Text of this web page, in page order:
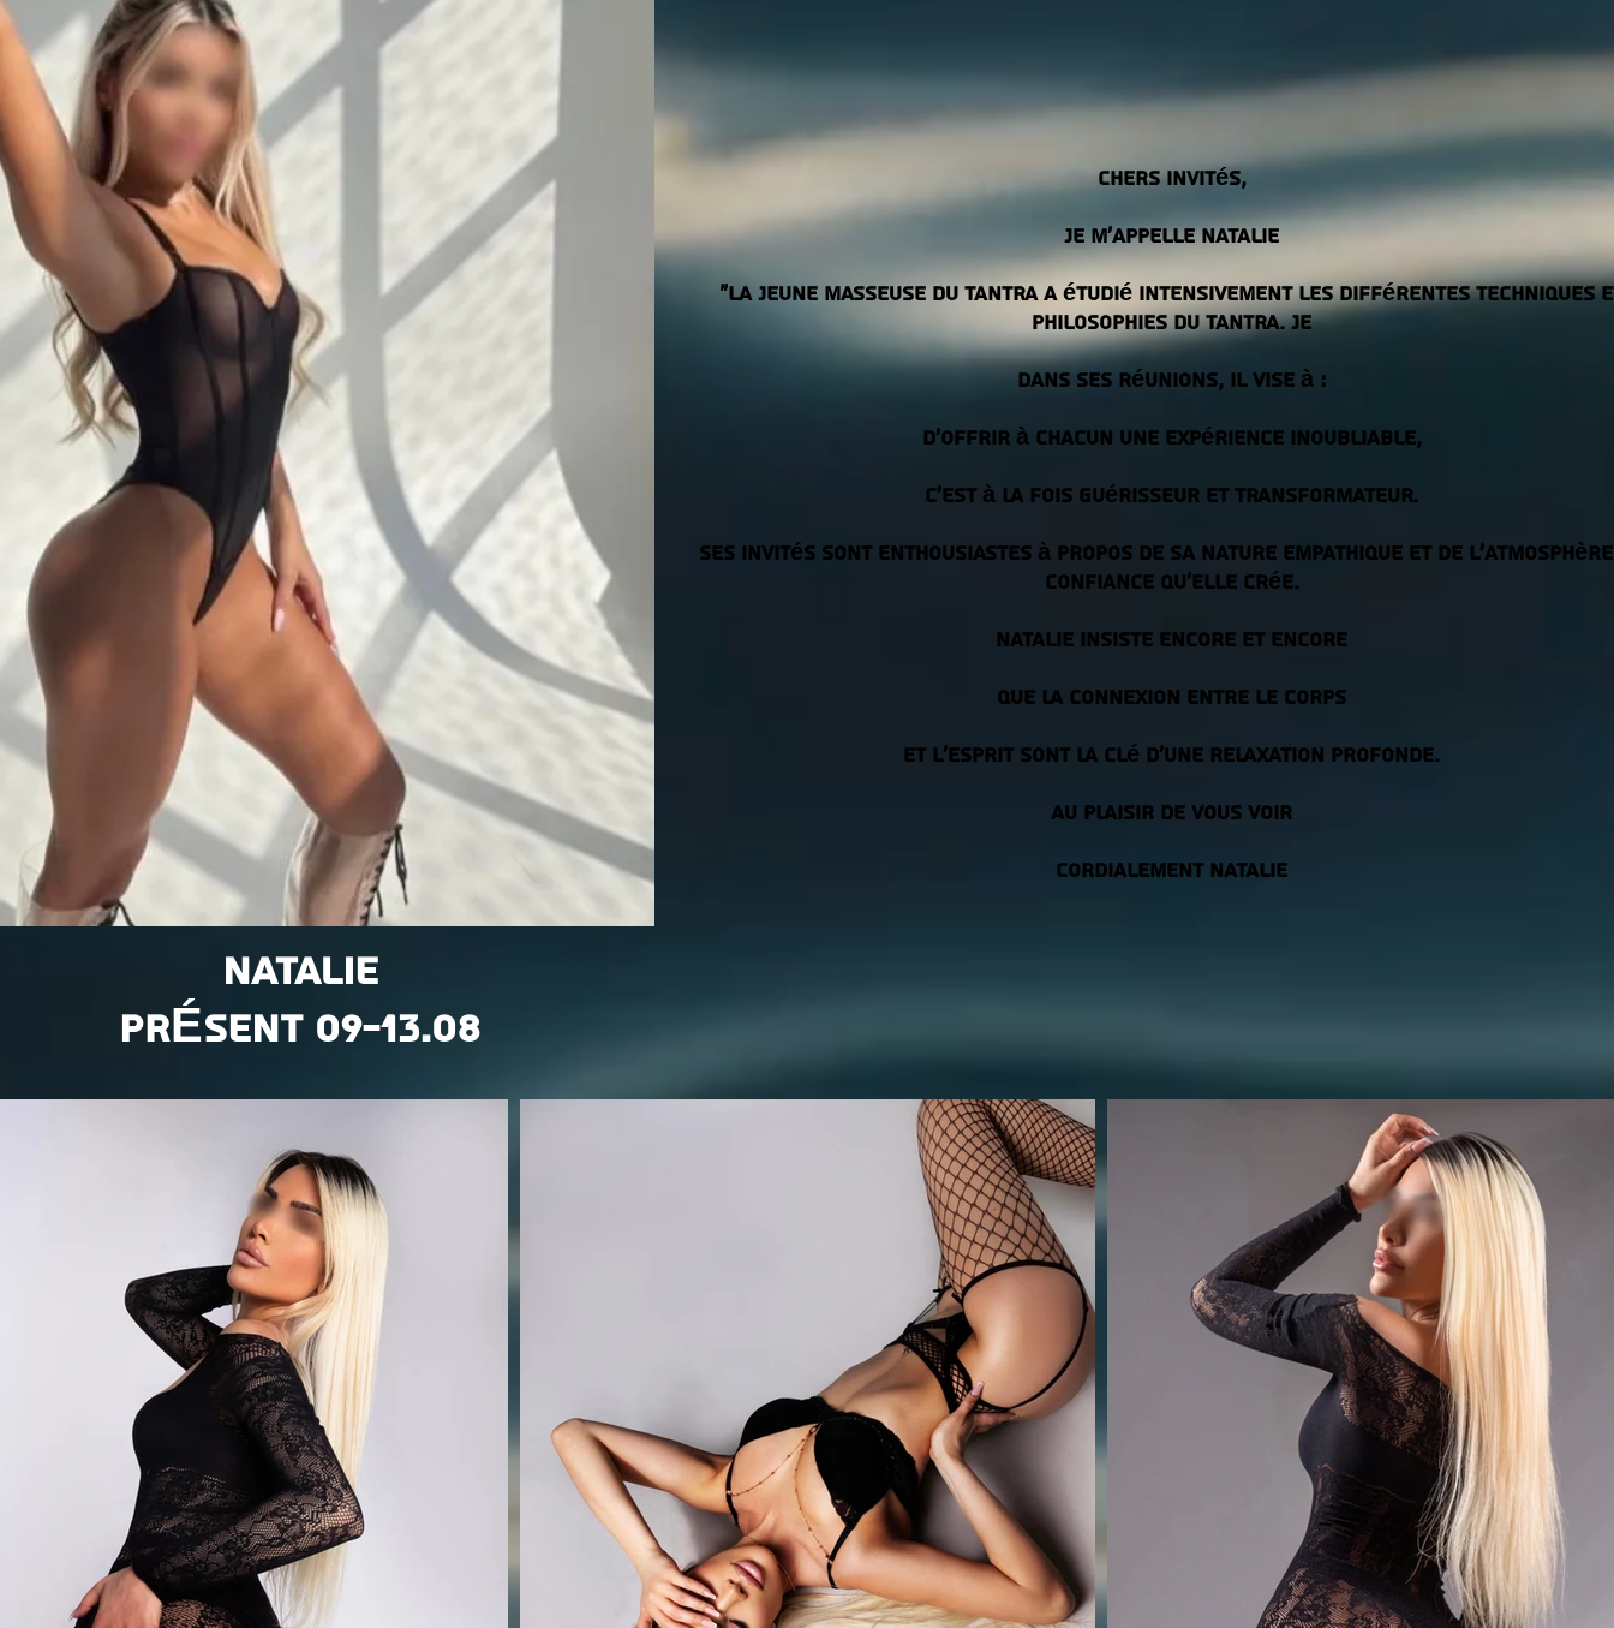
Natalie
PRÉSENT 09-13.08
Chers invités,
JE M’APPELLE Natalie
"La jeune masseuse du tantra a étudié intensivement les différentes techniques
philosophies du tantra. Je
Dans ses réunions, il vise à :
d’offrir à chacun une expérience inoubliable,
C’est à la fois guérisseur et transformateur.
Ses invités sont enthousiastes à propos de sa nature empathique et de
confiance qu’elle crée.
Natalie insiste encore et encore
que la connexion entre le corps
et l’esprit sont la clé d’une relaxation profonde.
Au plaisir de vous voir
Cordialement NATALIE